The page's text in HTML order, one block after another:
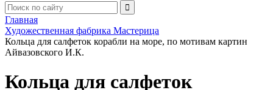
Главная
Художественная фабрика Мастерица
Кольца для салфеток корабли на море, по мотивам картин
Айвазовского И.К.
Кольца для салфеток